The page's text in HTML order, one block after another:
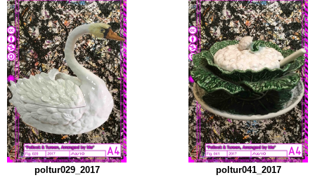
poltur029_2017 poltur041_2017